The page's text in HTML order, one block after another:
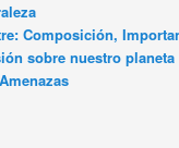
Composición,
sobre nuestro planeta